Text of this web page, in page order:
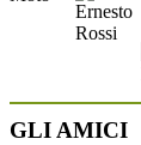
GLI AMICI